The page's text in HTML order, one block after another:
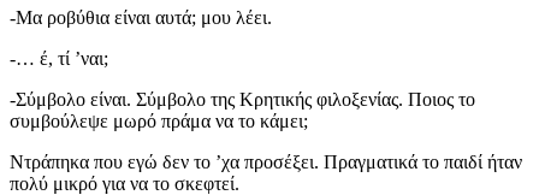
-Μα ροβύθια είναι αυτά; μου λέει.
-… έ, τί ’ναι;
-Σύμβολο είναι. Σύμβολο της Κρητικής φιλοξενίας. Ποιος το
συμβούλεψε μωρό πράμα να το κάμει;
Ντράπηκα που εγώ δεν το ’χα προσέξει. Πραγματικά το παιδί ήταν
πολύ μικρό για να το σκεφτεί.